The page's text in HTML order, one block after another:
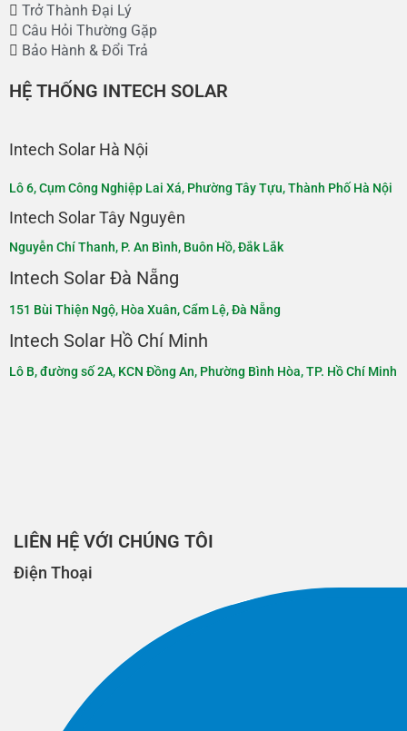
Trở Thành Đại Lý
Câu Hỏi Thường Gặp
Bảo Hành & Đổi Trả
HỆ THỐNG INTECH SOLAR
Intech Solar Hà Nội
Lô 6, Cụm Công Nghiệp Lai Xá, Phường Tây Tựu, Thành Phố Hà Nội​
Intech Solar Tây Nguyên
Nguyễn Chí Thanh, P. An Bình, Buôn Hồ, Đắk Lắk​​
Intech Solar Đà Nẵng
151 Bùi Thiện Ngộ, Hòa Xuân, Cẩm Lệ, Đà Nẵng
Intech Solar Hồ Chí Minh
Lô B, đường số 2A, KCN Đồng An, Phường Bình Hòa, TP. Hồ Chí Minh
LIÊN HỆ VỚI CHÚNG TÔI
Điện Thoại